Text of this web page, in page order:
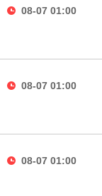
08-07 01:00
08-07 01:00
08-07 01:00